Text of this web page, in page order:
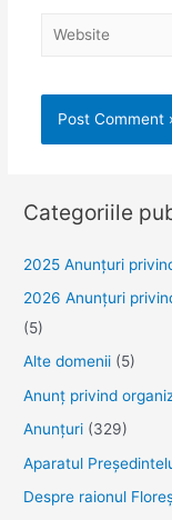
Website
Categoriile
2025 Anunţuri
2026 Anunțuri
(5)
Alte domenii (5)
Anunţ privind
Anunţuri (329)
Aparatul
Despre raionul